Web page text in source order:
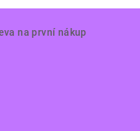
na první nákup